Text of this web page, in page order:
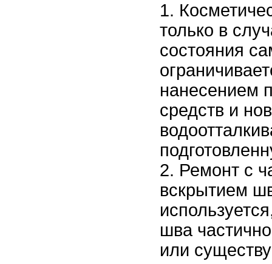
только в
состояния
нанесением
средств и
Ремонт с
вскрытием
шва
или